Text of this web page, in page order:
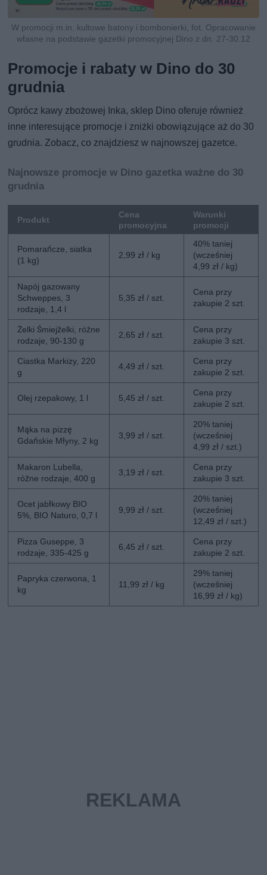
W promocji m.in. kultowe batony i bombonierki, fot. Opracowanie
własne na podstawie gazetki promocyjnej Dino z dn. 27-30.12
Promocje i rabaty w Dino do 30
grudnia
Oprócz kawy zbożowej Inka, sklep Dino oferuje również
inne interesujące promocje i zniżki obowiązujące aż do 30
grudnia. Zobacz, co znajdziesz w najnowszej gazetce.
Najnowsze promocje w Dino gazetka ważne do 30
grudnia
Produkt
Cena
promocyjna
Warunki
promocji
Pomarańcze, siatka
(1 kg)
2,99 zł / kg
40% taniej
(wcześniej
4,99 zł / kg)
Napój gazowany
Schweppes, 3
rodzaje, 1,4 l
5,35 zł / szt.
Cena przy
zakupie 2 szt.
Żelki Śmiejżelki, różne
rodzaje, 90-130 g
2,65 zł / szt.
Cena przy
zakupie 3 szt.
Ciastka Markizy, 220
g
4,49 zł / szt.
Cena przy
zakupie 2 szt.
Olej rzepakowy, 1 l 5,45 zł / szt.
Cena przy
zakupie 2 szt.
Mąka na pizzę
Gdańskie Młyny, 2 kg
3,99 zł / szt.
20% taniej
(wcześniej
4,99 zł / szt.)
Makaron Lubella,
różne rodzaje, 400 g
3,19 zł / szt.
Cena przy
zakupie 3 szt.
Ocet jabłkowy BIO
5%, BIO Naturo, 0,7 l
9,99 zł / szt.
20% taniej
(wcześniej
12,49 zł / szt.)
Pizza Guseppe, 3
rodzaje, 335-425 g
6,45 zł / szt.
Cena przy
zakupie 2 szt.
Papryka czerwona, 1
kg
11,99 zł / kg
29% taniej
(wcześniej
16,99 zł / kg)